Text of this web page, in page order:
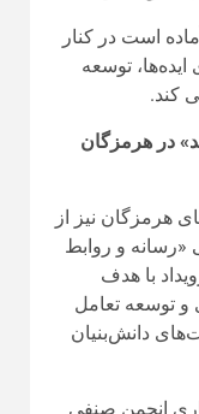
پارک علم و
فناوری آشنا
عمومی‌ها فراهم
این
به جامعه معرفی
به یکی
شده است، گفت:
بر ایجاد
بین‌المللی